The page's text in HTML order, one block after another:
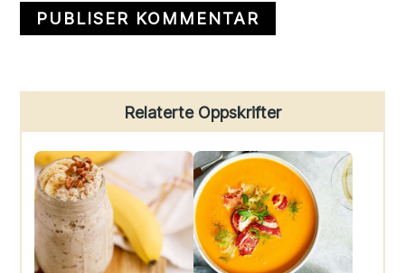
Sidebar
Relaterte Oppskrifter